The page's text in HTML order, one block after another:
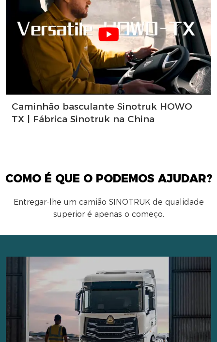
Caminhão basculante Sinotruk HOWO
TX | Fábrica Sinotruk na China
COMO É QUE O PODEMOS AJUDAR?
Entregar-lhe um camião SINOTRUK de qualidade
superior é apenas o começo.